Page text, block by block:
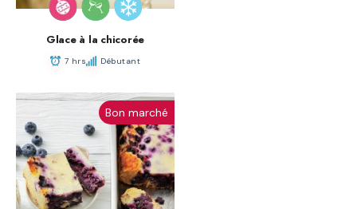
Glace à la chicorée
7 hrs Débutant
Bon marché